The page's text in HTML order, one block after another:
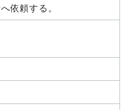
依頼する。